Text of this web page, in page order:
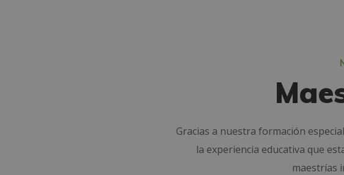
Gracias a nuestra formación
la experiencia educativa que
maestrías